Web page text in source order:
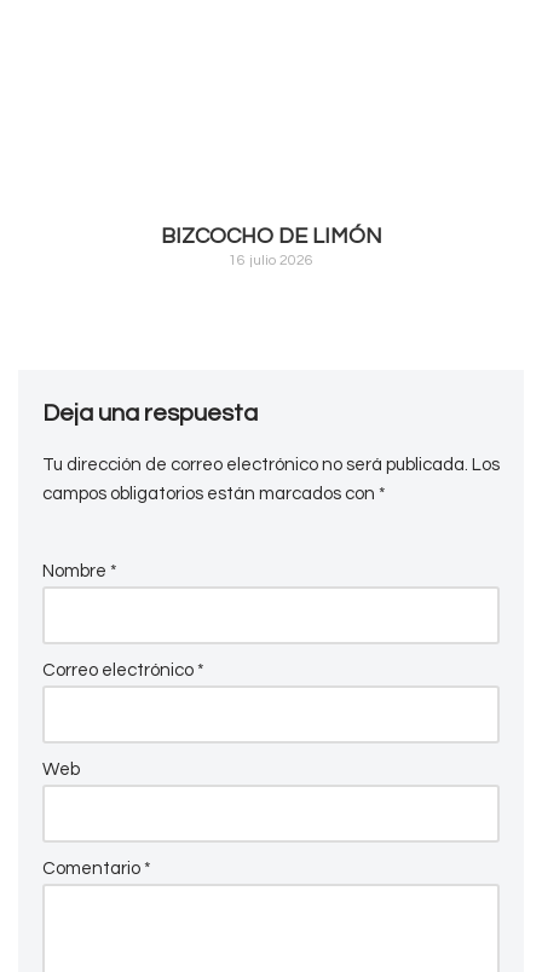
BIZCOCHO DE LIMÓN
16 julio 2026
Deja una respuesta
Tu dirección de correo electrónico no será publicada. Los
campos obligatorios están marcados con *
Nombre *
Correo electrónico *
Web
Comentario *